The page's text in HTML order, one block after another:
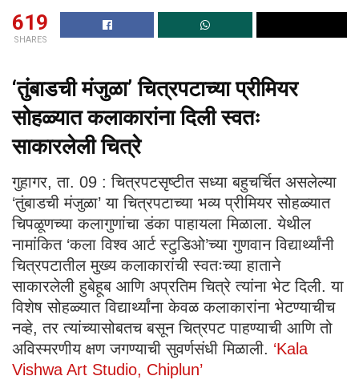
619
SHARES
‘तुंबाडची मंजुळा’ चित्रपटाच्या प्रीमियर
सोहळ्यात कलाकारांना दिली स्वतः
साकारलेली चित्रे
गुहागर, ता. 09 : चित्रपटसृष्टीत सध्या बहुचर्चित असलेल्या
‘तुंबाडची मंजुळा’ या चित्रपटाच्या भव्य प्रीमियर सोहळ्यात
चिपळूणच्या कलागुणांचा डंका पाहायला मिळाला. येथील
नामांकित ‘कला विश्व आर्ट स्टुडिओ’च्या गुणवान विद्यार्थ्यांनी
चित्रपटातील मुख्य कलाकारांची स्वतःच्या हाताने
साकारलेली हुबेहूब आणि अप्रतिम चित्रे त्यांना भेट दिली. या
विशेष सोहळ्यात विद्यार्थ्यांना केवळ कलाकारांना भेटण्याचीच
नव्हे, तर त्यांच्यासोबतच बसून चित्रपट पाहण्याची आणि तो
अविस्मरणीय क्षण जगण्याची सुवर्णसंधी मिळाली. ‘Kala
Vishwa Art Studio, Chiplun’